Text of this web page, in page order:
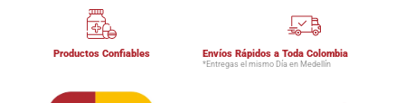
Productos Confiables Envíos Rápidos a Toda Colombia
*Entregas el mismo Día en Medellín